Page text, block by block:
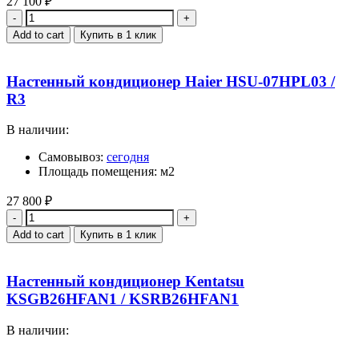
Quantity
Add to cart Купить в 1 клик
Настенный кондиционер Haier HSU-07HPL03 /
R3
В наличии:
Самовывоз: сегодня
Площадь помещения: м2
27 800 ₽
Quantity
Add to cart Купить в 1 клик
Настенный кондиционер Kentatsu
KSGB26HFAN1 / KSRB26HFAN1
В наличии: